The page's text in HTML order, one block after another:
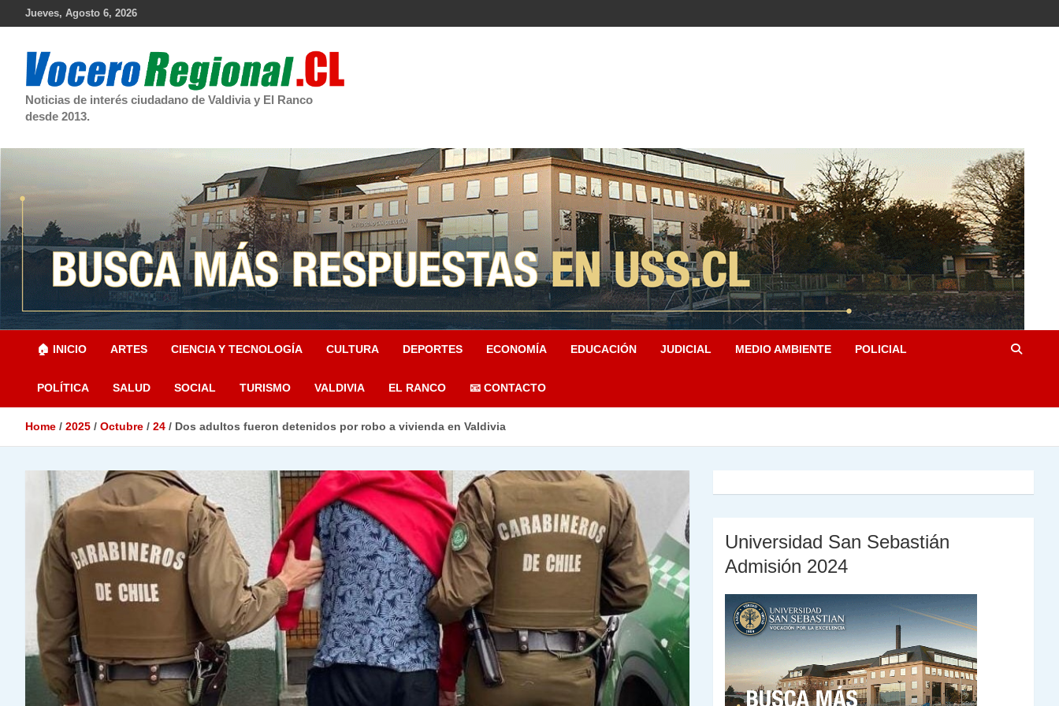
Jueves, Agosto 6, 2026
Noticias de interés ciudadano de Valdivia y El Ranco
desde 2013.
🏠 INICIO ARTES CIENCIA Y TECNOLOGÍA CULTURA DEPORTES ECONOMÍA EDUCACIÓN JUDICIAL MEDIO AMBIENTE POLICIAL
POLÍTICA SALUD SOCIAL TURISMO VALDIVIA EL RANCO 📧 CONTACTO
Home 2025 Octubre 24 Dos adultos fueron detenidos por robo a vivienda en Valdivia
Universidad San Sebastián
Admisión 2024